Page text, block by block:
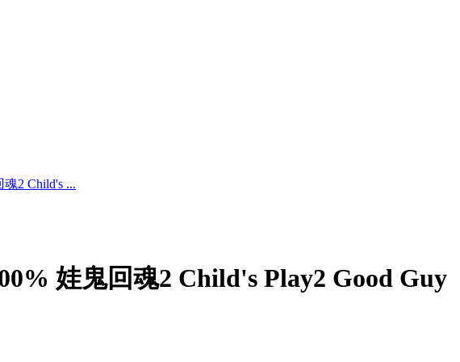
魂2 Child's ...
娃鬼回魂2 Child's Play2 Good Guy